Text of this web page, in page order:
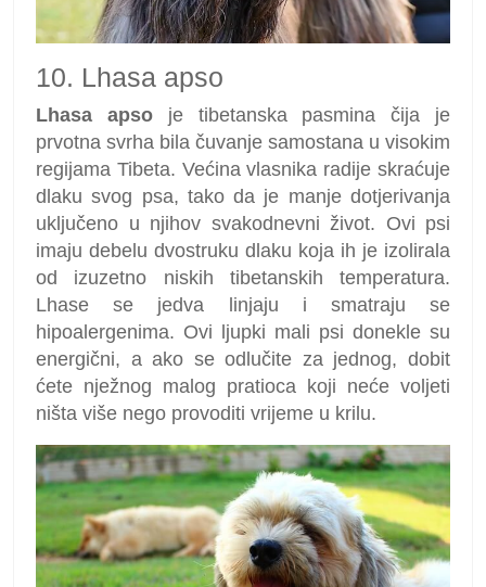
10. Lhasa apso
Lhasa apsoje tibetanska pasmina čija je
prvotna svrha bila čuvanje samostana u visokim
regijama Tibeta. Većina vlasnika radije skraćuje
dlaku svog psa, tako da je manje dotjerivanja
uključeno u njihov svakodnevni život. Ovi psi
imaju debelu dvostruku dlaku koja ih je izolirala
od izuzetno niskih tibetanskih temperatura.
Lhase se jedva linjaju i smatraju se
hipoalergenima. Ovi ljupki mali psi donekle su
energični, a ako se odlučite za jednog, dobit
ćete nježnog malog pratioca koji neće voljeti
ništa više nego provoditi vrijeme u krilu.